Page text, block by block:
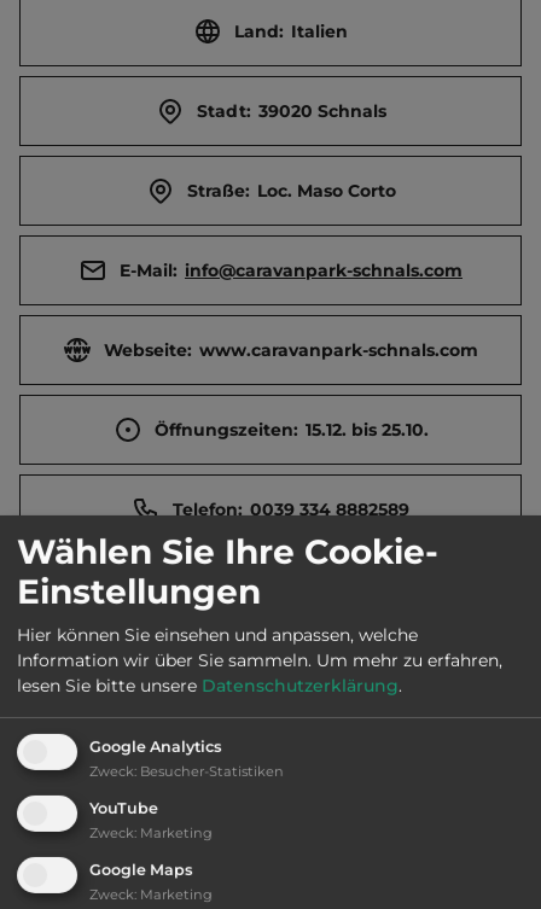
Land: Italien
Stadt: 39020 Schnals
Straße: Loc. Maso Corto
E-Mail: info@caravanpark-schnals.com
Webseite: www.caravanpark-schnals.com
Öffnungszeiten: 15.12. bis 25.10.
Telefon: 0039 334 8882589
Sehenswürdigkeiten:
ArcheoParc Schnals (Ötzi-Dokumentation),
Schnalstaler Gletscherbahn, Kartäuserkloster
„Allerengelberg“, Wallfahrtskirche Unser Frau.
Ausstattung:
Abfahrtslauf
Wählen Sie Ihre Cookie-
Einstellungen
Hier können Sie einsehen und anpassen, welche
Information wir über Sie sammeln. Um mehr zu erfahren,
lesen Sie bitte unsere Datenschutzerklärung.
Google Analytics
Zweck: Besucher-Statistiken
YouTube
Zweck: Marketing
Google Maps
Zweck: Marketing